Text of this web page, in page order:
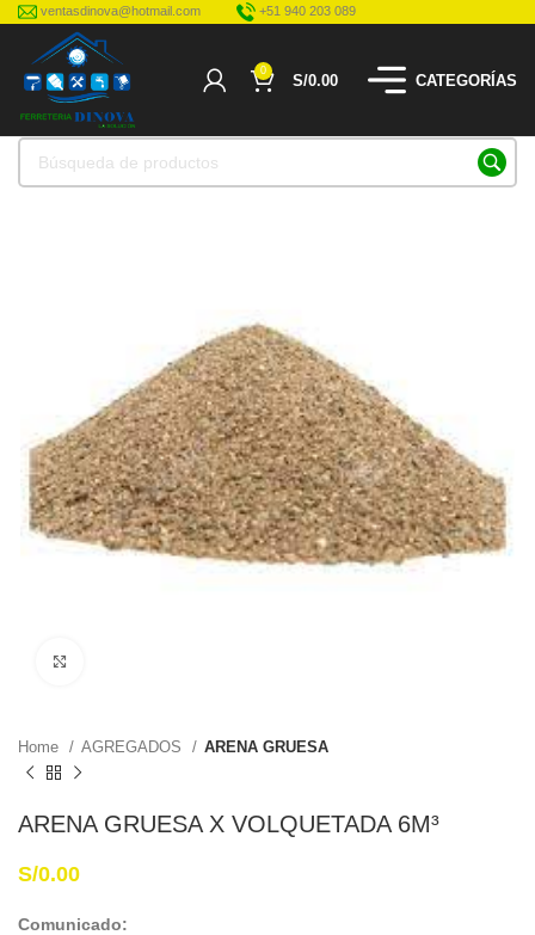
ventasdinova@hotmail.com +51 940 203 089
0
S/0.00 CATEGORÍAS
Home AGREGADOS ARENA GRUESA
ARENA GRUESA X VOLQUETADA 6M³
S/0.00
Comunicado: